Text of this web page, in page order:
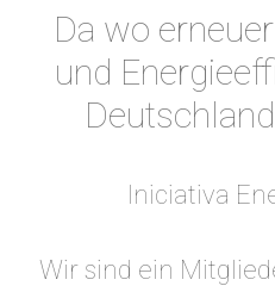
Da wo
und
Iniciativa
Wir sind ein